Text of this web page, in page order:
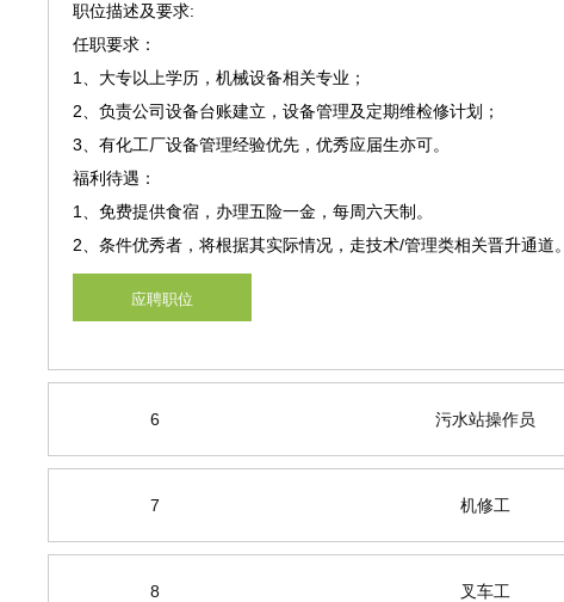
职位描述及要求:
任职要求：
1、大专以上学历，机械设备相关专业；
2、负责公司设备台账建立，设备管理及定期维检修计划；
3、有化工厂设备管理经验优先，优秀应届生亦可。
福利待遇：
1、免费提供食宿，办理五险一金，每周六天制。
2、条件优秀者，将根据其实际情况，走技术/管理类相关晋升通道。
应聘职位
6 污水站操作员
7 机修工
8 叉车工